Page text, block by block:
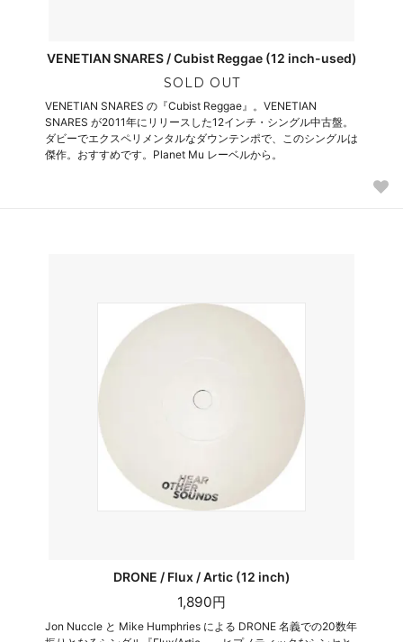
VENETIAN SNARES / Cubist Reggae (12 inch-used)
SOLD OUT
VENETIAN SNARES の『Cubist Reggae』。VENETIAN
SNARES が2011年にリリースした12インチ・シングル中古盤。
ダビーでエクスペリメンタルなダウンテンポで、このシングルは
傑作。おすすめです。Planet Mu レーベルから。
DRONE / Flux / Artic (12 inch)
1,890円
Jon Nuccle と Mike Humphries による DRONE 名義での20数年